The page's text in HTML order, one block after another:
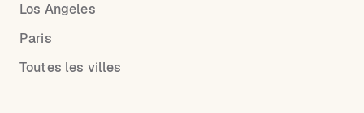
Los Angeles
Paris
Toutes les villes